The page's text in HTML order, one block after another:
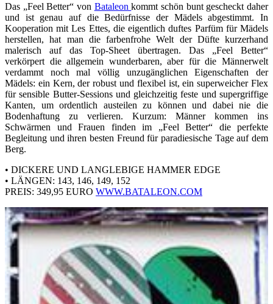
Das „Feel Better“ von Bataleonkommt schön bunt gescheckt daher
und ist genau auf die Bedürfnisse der Mädels abgestimmt. In
Kooperation mit Les Ettes, die eigentlich duftes Parfüm für Mädels
herstellen, hat man die farbenfrohe Welt der Düfte kurzerhand
malerisch auf das Top-Sheet übertragen. Das „Feel Better“
verkörpert die allgemein wunderbaren, aber für die Männerwelt
verdammt noch mal völlig unzugänglichen Eigenschaften der
Mädels: ein Kern, der robust und flexibel ist, ein superweicher Flex
für sensible Butter-Sessions und gleichzeitig feste und supergriffige
Kanten, um ordentlich austeilen zu können und dabei nie die
Bodenhaftung zu verlieren. Kurzum: Männer kommen ins
Schwärmen und Frauen finden im „Feel Better“ die perfekte
Begleitung und ihren besten Freund für paradiesische Tage auf dem
Berg.
• DICKERE UND LANGLEBIGE HAMMER EDGE
• LÄNGEN: 143, 146, 149, 152
PREIS: 349,95 EURO WWW.BATALEON.COM